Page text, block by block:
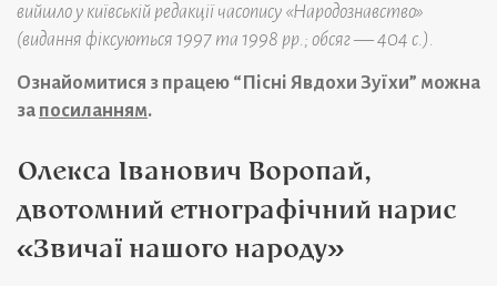
вийшло у київській редакції часопису «Народознавство»
(видання фіксуються 1997 та 1998 рр.; обсяг — 404 с.).
Ознайомитися з працею “Пісні Явдохи Зуїхи” можна
за посиланням.
Олекса Іванович Воропай,
двотомний етнографічний нарис
«Звичаї нашого народу»